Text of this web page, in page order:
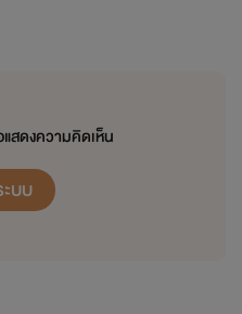
สดงความคิดเห็น
บบ